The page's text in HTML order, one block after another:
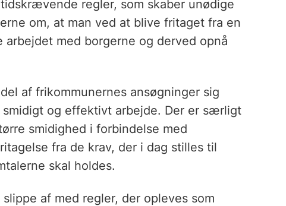
regler, som skaber unødige
om, at man ved at blive fritaget fra en
med borgerne og derved opnå
af frikommunernes ansøgninger sig
og effektivt arbejde. Der er særligt
smidighed i forbindelse med
fra de krav, der i dag stilles til
skal holdes.
af med regler, der opleves som